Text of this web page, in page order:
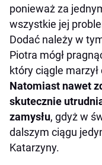
ponieważ za
wszystkie jej
Dodać należy w
Piotra mógł
który ciągle
Natomiast nawet
skutecznie
zamysłu, gdyż w
dalszym ciągu
Katarzyny.